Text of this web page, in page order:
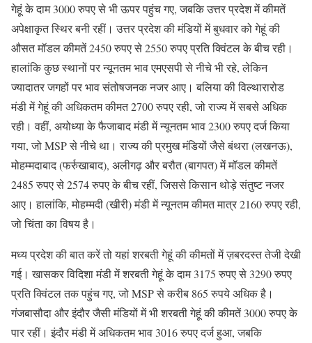
गेहूं के दाम 3000 रुपए से भी ऊपर पहुंच गए, जबकि उत्तर प्रदेश में कीमतें
अपेक्षाकृत स्थिर बनी रहीं। उत्तर प्रदेश की मंडियों में बुधवार को गेहूं की
औसत मॉडल कीमतें 2450 रुपए से 2550 रुपए प्रति क्विंटल के बीच रही।
हालांकि कुछ स्थानों पर न्यूनतम भाव एमएसपी से नीचे भी रहे, लेकिन
ज्यादातर जगहों पर भाव संतोषजनक नजर आए। बलिया की विल्थारारोड
मंडी में गेहूं की अधिकतम कीमत 2700 रुपए रही, जो राज्य में सबसे अधिक
रही। वहीं, अयोध्या के फैजाबाद मंडी में न्यूनतम भाव 2300 रुपए दर्ज किया
गया, जो MSP से नीचे था। राज्य की प्रमुख मंडियों जैसे बंथरा (लखनऊ),
मोहम्मदाबाद (फर्रुखाबाद), अलीगढ़ और बरौत (बागपत) में मॉडल कीमतें
2485 रुपए से 2574 रुपए के बीच रहीं, जिससे किसान थोड़े संतुष्ट नजर
आए। हालांकि, मोहम्मदी (खीरी) मंडी में न्यूनतम कीमत मात्र 2160 रुपए रही,
जो चिंता का विषय है।
मध्य प्रदेश की बात करें तो यहां शरबती गेहूं की कीमतों में ज़बरदस्त तेजी देखी
गई। खासकर विदिशा मंडी में शरबती गेहूं के दाम 3175 रुपए से 3290 रुपए
प्रति क्विंटल तक पहुंच गए, जो MSP से करीब 865 रुपये अधिक है।
गंजबासौदा और इंदौर जैसी मंडियों में भी शरबती गेहूं की कीमतें 3000 रुपए के
पार रहीं। इंदौर मंडी में अधिकतम भाव 3016 रुपए दर्ज हुआ, जबकि